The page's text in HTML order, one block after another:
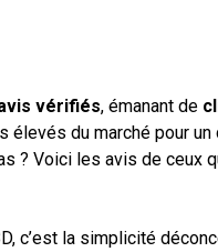
vérifiés, émanant de
du marché pour
? Voici les avis de ceux
c’est la simplicité